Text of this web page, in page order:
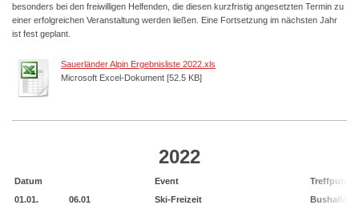
besonders bei den freiwilligen Helfenden, die diesen kurzfristig angesetzten Termin zu
einer erfolgreichen Veranstaltung werden ließen. Eine Fortsetzung im nächsten Jahr
ist fest geplant.
Sauerländer Alpin Ergebnisliste 2022.xls
Microsoft Excel-Dokument [52.5 KB]
2022
Datum Event
Treffpunkt
01.01.
06.01 Ski-Freizeit
Bushalle